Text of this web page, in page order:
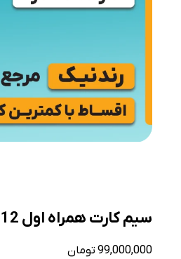
سیم کارت همراه اول 0912 – کد 3 – نقد و اقساط
99,000,000 تومان